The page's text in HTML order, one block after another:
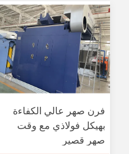
فرن صهر عالي الكفاءة
بهيكل فولاذي مع وقت
صهر قصير